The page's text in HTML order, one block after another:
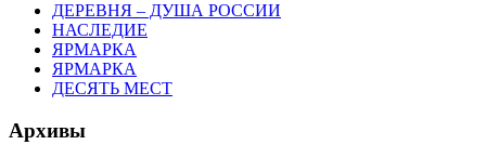
ДЕРЕВНЯ – ДУША РОССИИ
НАСЛЕДИЕ
ЯРМАРКА
ЯРМАРКА
ДЕСЯТЬ МЕСТ
Архивы